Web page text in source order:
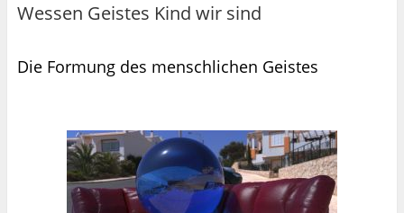
Wessen Geistes Kind wir sind
Die Formung des menschlichen Geistes